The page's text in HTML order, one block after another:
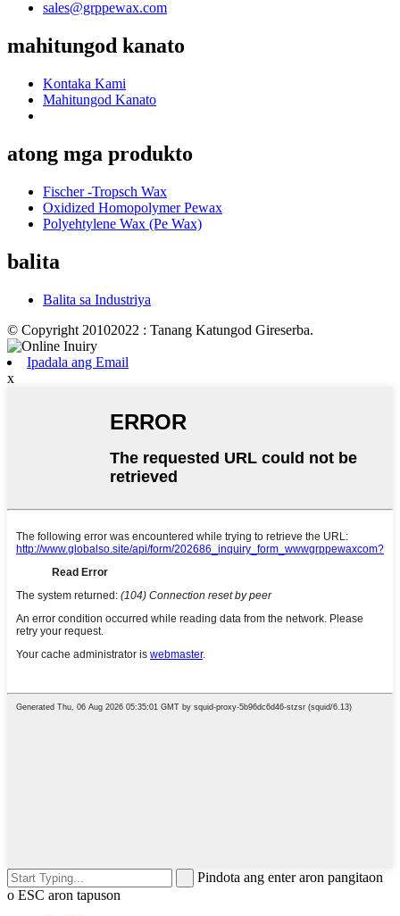
sales@grppewax.com
mahitungod kanato
Kontaka Kami
Mahitungod Kanato
atong mga produkto
Fischer -Tropsch Wax
Oxidized Homopolymer Pewax
Polyehtylene Wax (Pe Wax)
balita
Balita sa Industriya
© Copyright 20102022 : Tanang Katungod Gireserba.
Ipadala ang Email
x
Pindota ang enter aron pangitaon
o ESC aron tapuson